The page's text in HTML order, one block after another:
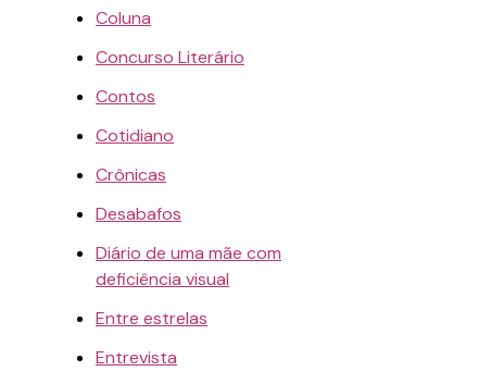
Coluna
Concurso Literário
Contos
Cotidiano
Crônicas
Desabafos
Diário de uma mãe com
deficiência visual
Entre estrelas
Entrevista